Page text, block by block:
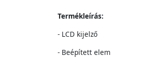
Termékleírás:
- LCD kijelző
- Beépített elem